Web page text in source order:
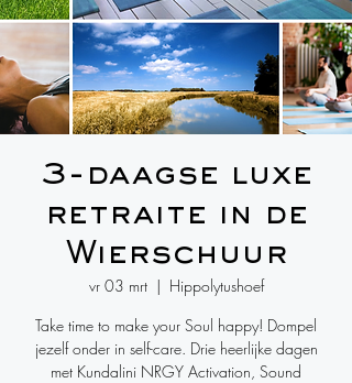
3-daagse luxe
retraite in de
Wierschuur
vr 03 mrt
  |
Hippolytushoef
Take time to make your Soul happy! Dompel
jezelf onder in self-care. Drie heerlijke dagen
met Kundalini NRGY Activation, Sound